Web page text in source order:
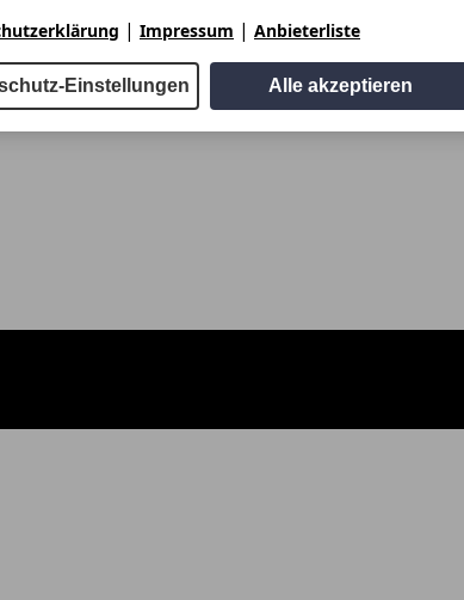
| Impressum | Anbieterliste
Einstellungen Alle akzeptieren